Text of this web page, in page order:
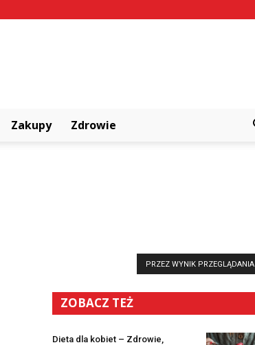
Zakupy Zdrowie
PRZEZ WYNIK PRZEGLĄDANIA
ZOBACZ TEŻ
Dieta dla kobiet – Zdrowie,